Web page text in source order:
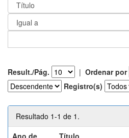
Result./Pág. | Ordenar por
Registro(s)
Resultado 1-1 de 1.
Ano de
Título